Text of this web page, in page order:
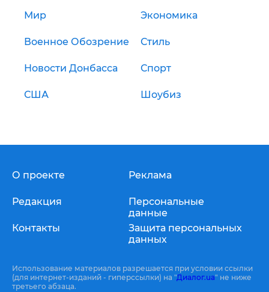
Мир Экономика
Военное Обозрение Стиль
Новости Донбасса Спорт
США Шоубиз
О проекте
Редакция
Контакты
Реклама
Персональные
данные
Защита персональных
данных
Использование материалов разрешается при условии ссылки
(для интернет-изданий - гиперссылки) на "Диалог.ua" не ниже
третьего абзаца.